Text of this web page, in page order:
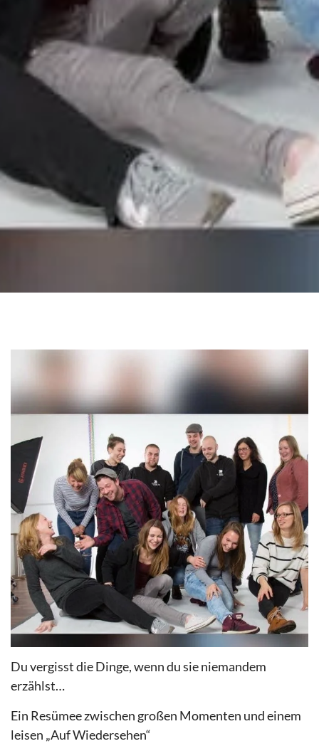
Du vergisst die Dinge, wenn du sie niemandem
erzählst…
Ein Resümee zwischen großen Momenten und einem
leisen „Auf Wiedersehen“